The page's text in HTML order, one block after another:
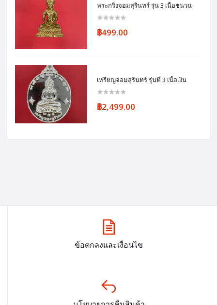
พระกริ่งจอมสุรินทร์ รุ่น 3 เนื้อชนวน
฿499.00
เหรียญจอมสุรินทร์ รุ่นที่ 3 เนื้อเงิน
฿2,499.00
ข้อตกลงและเงื่อนไข